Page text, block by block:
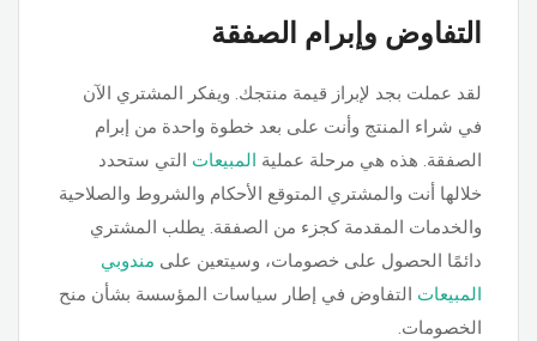
التفاوض وإبرام الصفقة
لقد عملت بجد لإبراز قيمة منتجك. ويفكر المشتري الآن
في شراء المنتج وأنت على بعد خطوة واحدة من إبرام
الصفقة. هذه هي مرحلة عملية المبيعات التي ستحدد
خلالها أنت والمشتري المتوقع الأحكام والشروط والصلاحية
والخدمات المقدمة كجزء من الصفقة. يطلب المشتري
دائمًا الحصول على خصومات، وسيتعين على مندوبي
المبيعات التفاوض في إطار سياسات المؤسسة بشأن منح
الخصومات.